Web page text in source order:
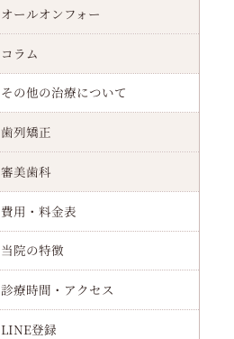
オールオンフォー
コラム
その他の治療について
歯列矯正
審美歯科
費用・料金表
当院の特徴
診療時間・アクセス
LINE登録